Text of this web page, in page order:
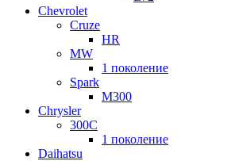
Chevrolet
Cruze
HR
MW
1 поколение
Spark
M300
Chrysler
300C
1 поколение
Daihatsu